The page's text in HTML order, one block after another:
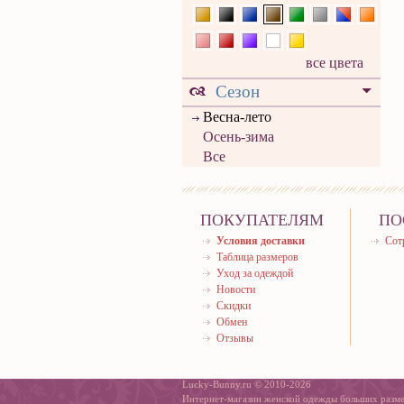
все цвета
Сезон
Весна-лето
Осень-зима
Все
ПОКУПАТЕЛЯМ
Условия доставки
Таблица размеров
Уход за одеждой
Новости
Скидки
Обмен
Отзывы
Lucky-Bunny.ru © 2010-2026
Интернет-магазин женской одежды больших